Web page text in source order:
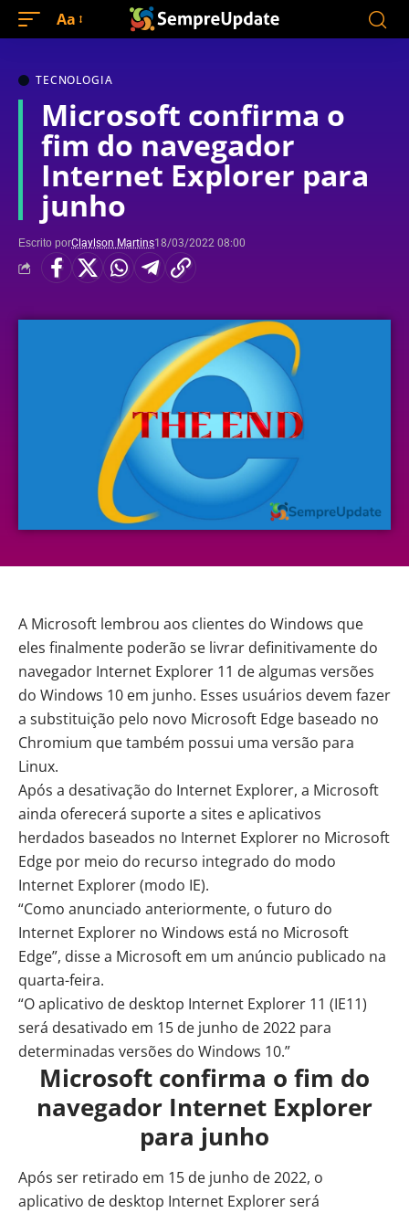
Aa
TECNOLOGIA
Microsoft confirma o
fim do navegador
Internet Explorer para
junho
Escrito porClaylson Martins18/03/2022 08:00
A Microsoft lembrou aos clientes do Windows que
eles finalmente poderão se livrar definitivamente do
navegador Internet Explorer 11 de algumas versões
do Windows 10 em junho. Esses usuários devem fazer
a substituição pelo novo Microsoft Edge baseado no
Chromium que também possui uma versão para
Linux.
Após a desativação do Internet Explorer, a Microsoft
ainda oferecerá suporte a sites e aplicativos
herdados baseados no Internet Explorer no Microsoft
Edge por meio do recurso integrado do modo
Internet Explorer (modo IE).
“Como anunciado anteriormente, o futuro do
Internet Explorer no Windows está no Microsoft
Edge”, dissea Microsoft em um anúncio publicado na
quarta-feira.
“O aplicativo de desktop Internet Explorer 11 (IE11)
será desativado em 15 de junho de 2022 para
determinadas versões do Windows 10.”
Microsoft confirma o fim do
navegador Internet Explorer
para junho
Após ser retirado em 15 de junho de 2022, o
aplicativo de desktop Internet Explorer será